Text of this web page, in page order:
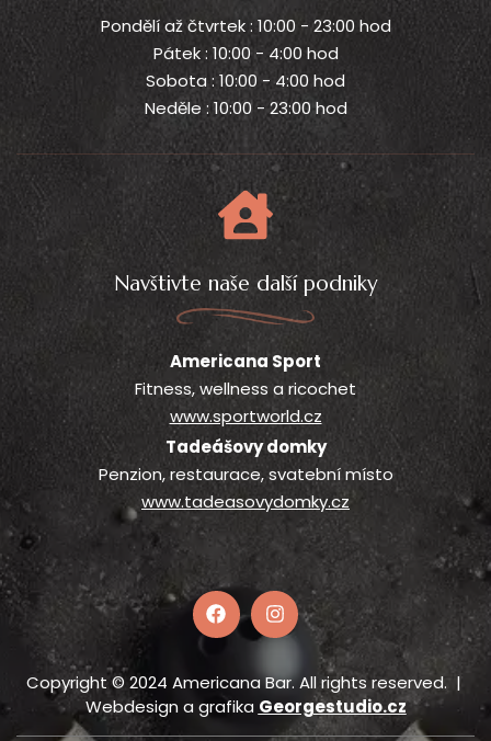
Pondělí až čtvrtek : 10:00 - 23:00 hod
Pátek : 10:00 - 4:00 hod
Sobota : 10:00 - 4:00 hod
Neděle : 10:00 - 23:00 hod
Navštivte naše další podniky
Americana Sport
Fitness, wellness a ricochet
www.sportworld.cz
Tadeášovy domky
Penzion, restaurace, svatební místo
www.tadeasovydomky.cz
Copyright © 2024 Americana Bar. All rights reserved. |
Webdesign a grafika Georgestudio.cz